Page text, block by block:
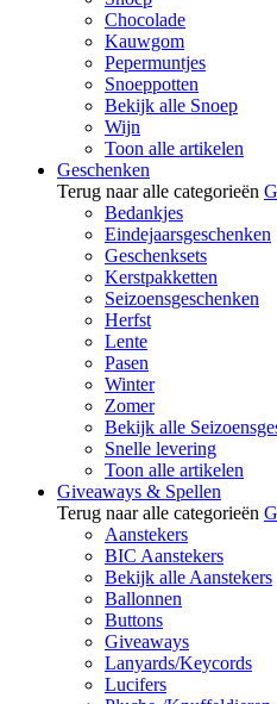
Chocolade
Kauwgom
Pepermuntjes
Snoeppotten
Bekijk alle Snoep
Wijn
Toon alle artikelen
Geschenken
Terug naar alle categorieën
Bedankjes
Eindejaarsgeschenken
Geschenksets
Kerstpakketten
Seizoensgeschenken
Herfst
Lente
Pasen
Winter
Zomer
Bekijk alle
Snelle levering
Toon alle artikelen
Giveaways & Spellen
Terug naar alle categorieën
Aanstekers
BIC Aanstekers
Bekijk alle Aanstekers
Ballonnen
Buttons
Giveaways
Lanyards/Keycords
Lucifers